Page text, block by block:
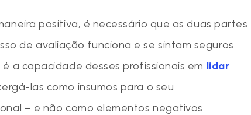
positiva, é necessário que as duas partes
de avaliação funciona e se sintam seguros.
a capacidade desses profissionais em lidar
las como insumos para o seu
– e não como elementos negativos.